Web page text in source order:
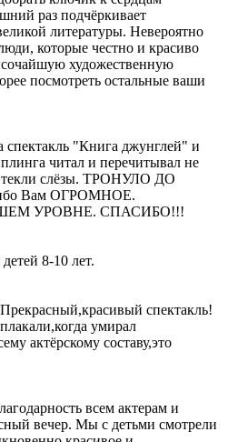
раз подчёркивает
литературы. Невероятно
которые честно и красиво
художественную
посмотреть остальные ваши
спектакль "Книга джунглей" и
читал и перечитывал не
текли слёзы. ТРОНУЛО ДО
Вам ОГРОМНОЕ.
УРОВНЕ. СПАСИБО!!!
8-10 лет.
спектакль!
умирал
актёрскому составу,это
всем актерам и
вечер. Мы с детьми смотрели